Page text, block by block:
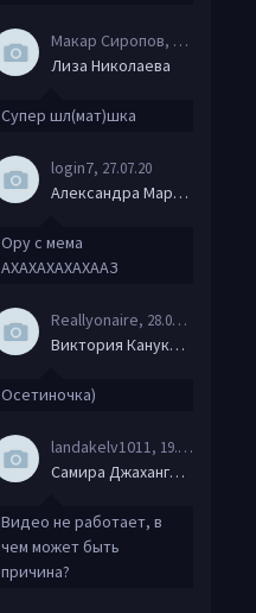
Макар Сиропов, 08.08.20
Лиза Николаева
Супер шл(мат)шка
login7, 27.07.20
Александра Маркова
Ору с мема
АХАХАХАХАХААЗ
Reallyonaire, 28.06.20
Виктория Канукова
Осетиночка)
landakelv1011 , 19.06.20
Самира Джахангирова
Видео не работает, в
чем может быть
причина?